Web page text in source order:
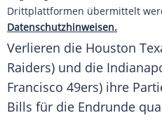
Drittplattformen übermittelt
Datenschutzhinweisen.
Verlieren die Houston
Raiders) und die
Francisco 49ers) ihre
Bills für die Endrunde